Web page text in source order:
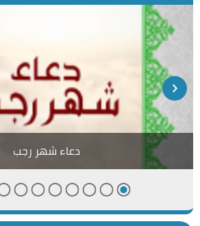
دعاء شهر رجب